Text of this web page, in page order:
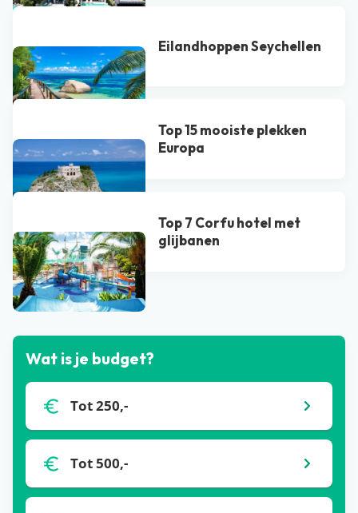
Eilandhoppen Seychellen
Top 15 mooiste plekken
Europa
Top 7 Corfu hotel met
glijbanen
Bekijk alle blogs
Wat is je budget?
Tot 250,-
Tot 500,-